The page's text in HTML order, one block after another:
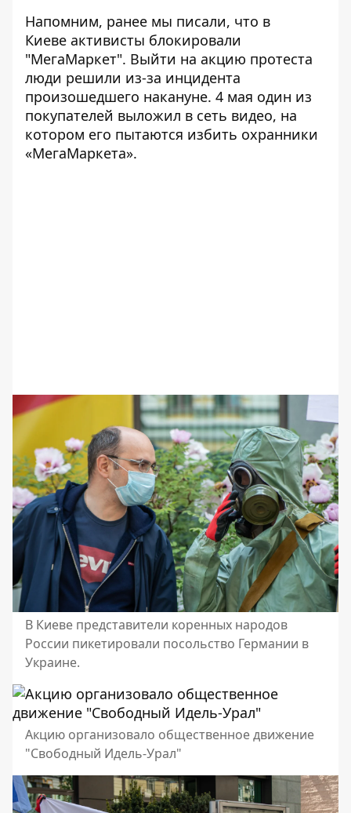
Напомним, ранее мы писали, что в
Киеве активисты блокировали
"МегаМаркет". Выйти на акцию протеста
люди решили из-за инцидента
произошедшего накануне. 4 мая один из
покупателей выложил в сеть видео, на
котором его пытаются избить охранники
«МегаМаркета».
В Киеве представители коренных народов
России пикетировали посольство Германии в
Украине.
Акцию организовало общественное движение
"Свободный Идель-Урал"